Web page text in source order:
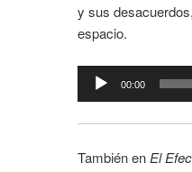
y sus
espacio.
Reproductor
00:00
También en El